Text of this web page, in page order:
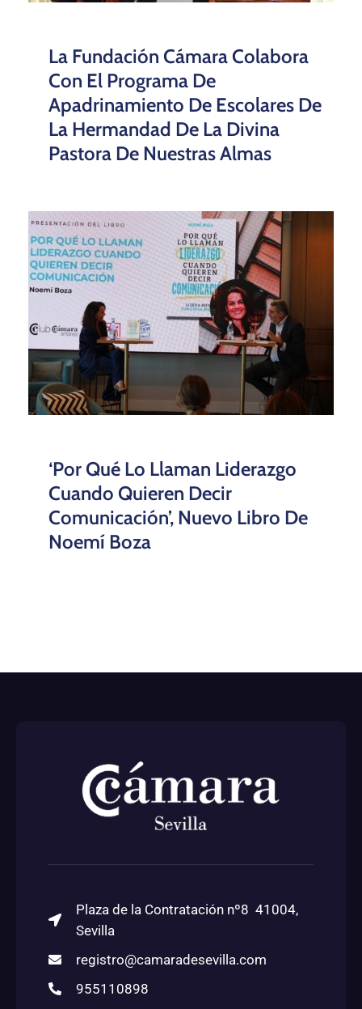
La Fundación Cámara Colabora
Con El Programa De
Apadrinamiento De Escolares De
La Hermandad De La Divina
Pastora De Nuestras Almas
‘Por Qué Lo Llaman Liderazgo
Cuando Quieren Decir
Comunicación’, Nuevo Libro De
Noemí Boza
Plaza de la Contratación nº8 41004,
Sevilla
registro@camaradesevilla.com
955110898